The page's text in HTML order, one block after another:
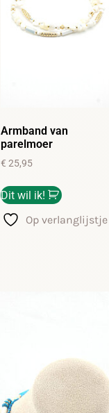
Armband van
parelmoer
€ 25,95
Dit wil ik!
Op verlanglijstje